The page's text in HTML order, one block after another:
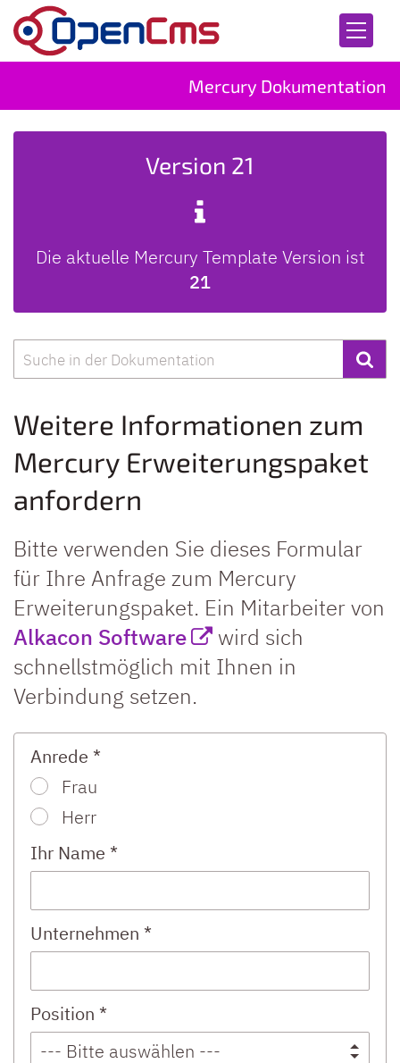
Zum Inhalt springen
Mercury Dokumentation
Weitere Informationen zum
Mercury Erweiterungspaket
anfordern
Bitte verwenden Sie dieses Formular
für Ihre Anfrage zum Mercury
Erweiterungspaket. Ein Mitarbeiter von
Alkacon Software
wird sich
schnellstmöglich mit Ihnen in
Verbindung setzen.
Anrede *
Frau
Herr
Ihr Name *
Unternehmen *
Position *
Version 21
Die aktuelle Mercury Template Version ist
21
Suche